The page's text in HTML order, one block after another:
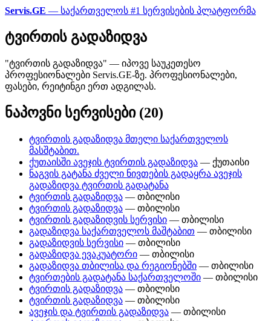
Servis.GE — საქართველოს #1 სერვისების პლატფორმა
ტვირთის გადაზიდვა
"ტვირთის გადაზიდვა" — იპოვე საუკეთესო
პროფესიონალები Servis.GE-ზე. პროფესიონალები,
ფასები, რეიტინგი ერთ ადგილას.
ნაპოვნი სერვისები (20)
ტვირთის გადაზიდვა მთელი საქართველოს
მასშტაბით.
ქუთაისში ავეჯის ტვირთის გადაზიდვა — ქუთაისი
ნაგვის გატანა ძველი ნივთების გადაყრა ავეჯის
გადაზიდვა ტვირთის გადატანა
ტვირთის გადაზიდვა — თბილისი
ტვირთის გადაზიდვა — თბილისი
ტვირთის გადაზიდვის სერვისი — თბილისი
გადაზიდვა საქართველოს მაშტაბით — თბილისი
გადაზიდვის სერვისი — თბილისი
გადაზიდვა ევაკუატორი — თბილისი
გადაზიდვა თბილისა და რეგიონებში — თბილისი
ტვირთების გადატანა საქართველოში — თბილისი
ტვირთის გადაზიდვა — თბილისი
ტვირთის გადაზიდვა — თბილისი
ავეჯის და ტვირთის გადაზიდვა — თბილისი